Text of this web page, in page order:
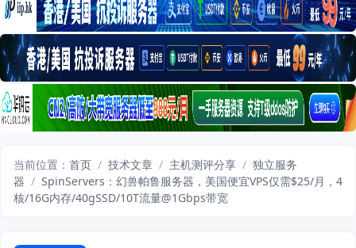
当前位置： 首页 / 技术文章 / 主机测评分享 / 独立服务
器 / SpinServers：幻兽帕鲁服务器，美国便宜VPS仅需$25/月，4
核/16G内存/40gSSD/10T流量@1Gbps带宽